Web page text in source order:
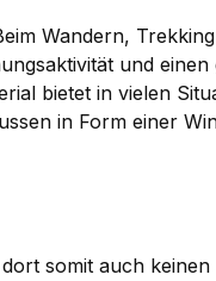
Wandern,
und einen
bietet in vielen
in Form einer
somit auch keinen